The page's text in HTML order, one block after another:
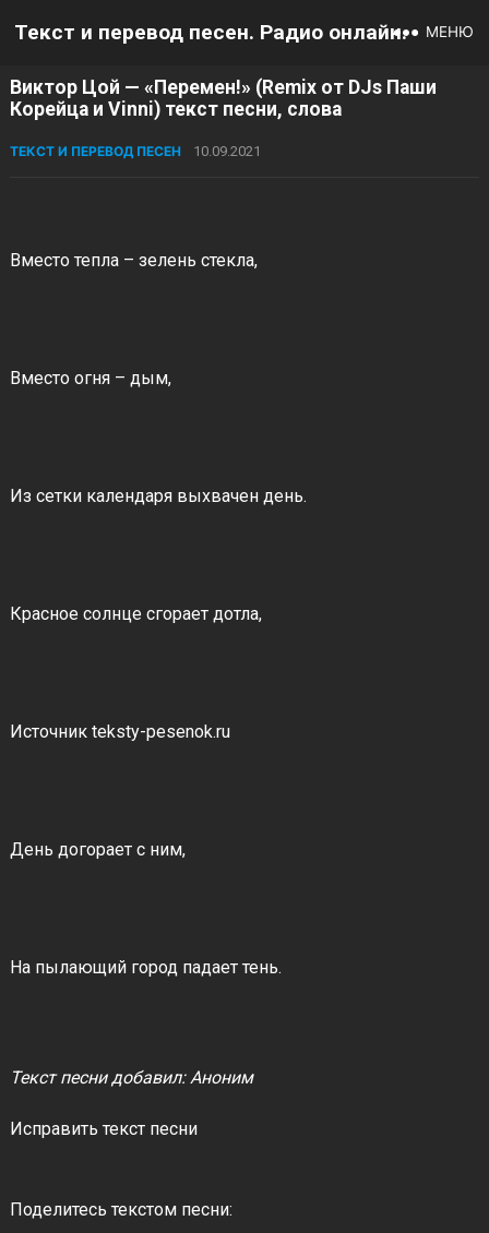
Текст и перевод песен. Радио онлайн. МЕНЮ
Виктор Цой — «Перемен!» (Remix от DJs Паши
Корейца и Vinni) текст песни, слова
ТЕКСТ И ПЕРЕВОД ПЕСЕН 10.09.2021
Вместо тепла – зелень стекла,
Вместо огня – дым,
Из сетки календаря выхвачен день.
Красное солнце сгорает дотла,
Источник teksty-pesenok.ru
День догорает с ним,
На пылающий город падает тень.
Текст песни добавил: Аноним
Исправить текст песни
Поделитесь текстом песни: